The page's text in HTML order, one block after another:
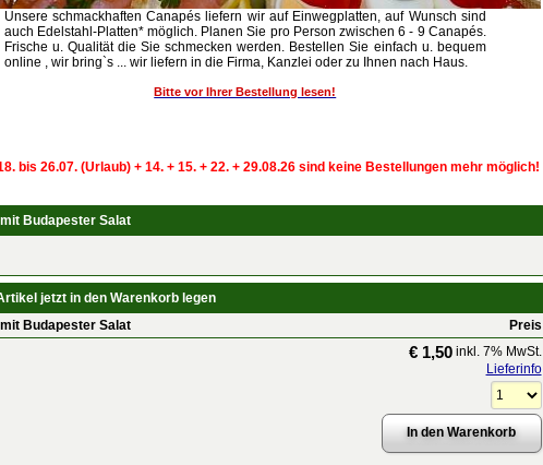
Unsere schmackhaften Canapés liefern wir auf Einwegplatten, auf Wunsch sind
auch Edelstahl-Platten* möglich. Planen Sie pro Person zwischen 6 - 9 Canapés.
Frische u. Qualität die Sie schmecken werden. Bestellen Sie einfach u. bequem
online , wir bring`s ... wir liefern in die Firma, Kanzlei oder zu Ihnen nach Haus.
Bitte vor Ihrer Bestellung lesen!
bis 26.07. (Urlaub) + 14. + 15. + 22. + 29.08.26 sind keine Bestellungen mehr möglich!
Budapester Salat
jetzt in den Warenkorb legen
Budapester Salat
Preis
€ 1,50inkl. 7% MwSt.
Lieferinfo